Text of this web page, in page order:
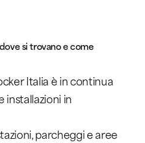
si trovano e come
Italia è in continua
installazioni in
parcheggi e aree